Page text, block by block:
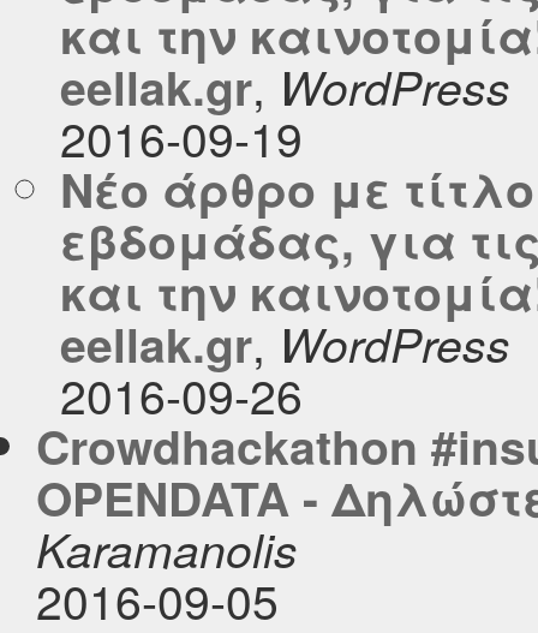
και την
eellak.gr, WordPress
2016-09-19
Νέο άρθρο με
εβδομάδας, για
και την
eellak.gr, WordPress
2016-09-26
Crowdhackathon
OPENDATA -
Karamanolis
2016-09-05